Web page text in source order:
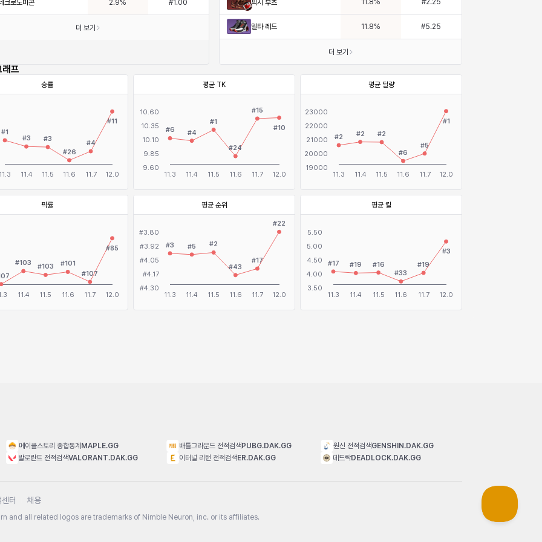
크로노미콘 2.9% #1.00
더 보기
픽시 부츠 11.8% #2.25
델타 레드 11.8% #5.25
더 보기
프
승률 평균 TK 평균 딜량
픽률 평균 순위 평균 킬
메이플스토리 종합통계MAPLE.GG
발로란트 전적검색VALORANT.DAK.GG
배틀그라운드 전적검색PUBG.DAK.GG
이터널 리턴 전적검색ER.DAK.GG
원신 전적검색GENSHIN.DAK.GG
데드락DEADLOCK.DAK.GG
터 채용
and all related logos are trademarks of Nimble Neuron, inc. or its affiliates.